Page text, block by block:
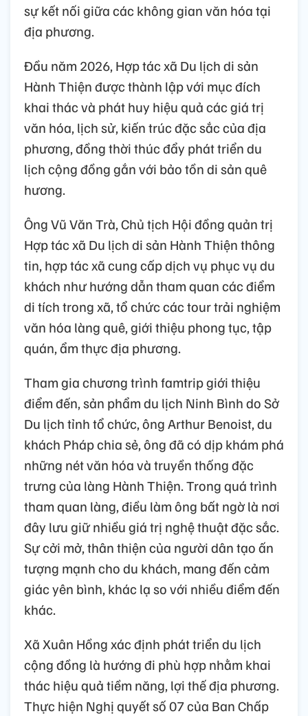
sự kết nối giữa các không gian văn hóa tại
địa phương.
Đầu năm 2026, Hợp tác xã Du lịch di sản
Hành Thiện được thành lập với mục đích
khai thác và phát huy hiệu quả các giá trị
văn hóa, lịch sử, kiến trúc đặc sắc của địa
phương, đồng thời thúc đẩy phát triển du
lịch cộng đồng gắn với bảo tồn di sản quê
hương.
Ông Vũ Văn Trà, Chủ tịch Hội đồng quản trị
Hợp tác xã Du lịch di sản Hành Thiện thông
tin, hợp tác xã cung cấp dịch vụ phục vụ du
khách như hướng dẫn tham quan các điểm
di tích trong xã, tổ chức các tour trải nghiệm
văn hóa làng quê, giới thiệu phong tục, tập
quán, ẩm thực địa phương.
Tham gia chương trình famtrip giới thiệu
điểm đến, sản phẩm du lịch Ninh Bình do Sở
Du lịch tỉnh tổ chức, ông Arthur Benoist, du
khách Pháp chia sẻ, ông đã có dịp khám phá
những nét văn hóa và truyền thống đặc
trưng của làng Hành Thiện. Trong quá trình
tham quan làng, điều làm ông bất ngờ là nơi
đây lưu giữ nhiều giá trị nghệ thuật đặc sắc.
Sự cởi mở, thân thiện của người dân tạo ấn
tượng mạnh cho du khách, mang đến cảm
giác yên bình, khác lạ so với nhiều điểm đến
khác.
Xã Xuân Hồng xác định phát triển du lịch
cộng đồng là hướng đi phù hợp nhằm khai
thác hiệu quả tiềm năng, lợi thế địa phương.
Thực hiện Nghị quyết số 07 của Ban Chấp